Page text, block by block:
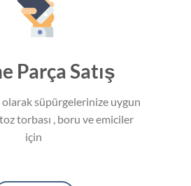
Parça Satış
süpürgelerinize uygun
torbası , boru ve emiciler
için